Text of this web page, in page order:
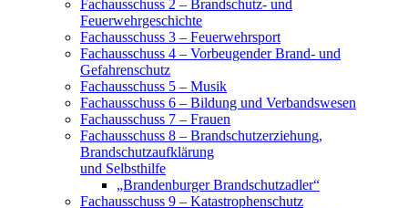
Fachausschuss 2 – Brandschutz- und
Feuerwehrgeschichte
Fachausschuss 3 – Feuerwehrsport
Fachausschuss 4 – Vorbeugender Brand- und
Gefahrenschutz
Fachausschuss 5 – Musik
Fachausschuss 6 – Bildung und Verbandswesen
Fachausschuss 7 – Frauen
Fachausschuss 8 – Brandschutzerziehung,
Brandschutzaufklärung
und Selbsthilfe
„Brandenburger Brandschutzadler“
Fachausschuss 9 – Katastrophenschutz